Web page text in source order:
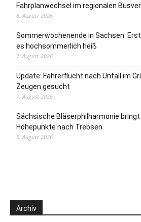
Fahrplanwechsel im regionalen
8. August 2026
Sommerwochenende in Sachsen:
es hochsommerlich heiß
7. August 2026
Update: Fahrerflucht nach Unfall im
Zeugen gesucht
7. August 2026
Sächsische Bläserphilharmonie
Höhepunkte nach Trebsen
6. August 2026
Archiv